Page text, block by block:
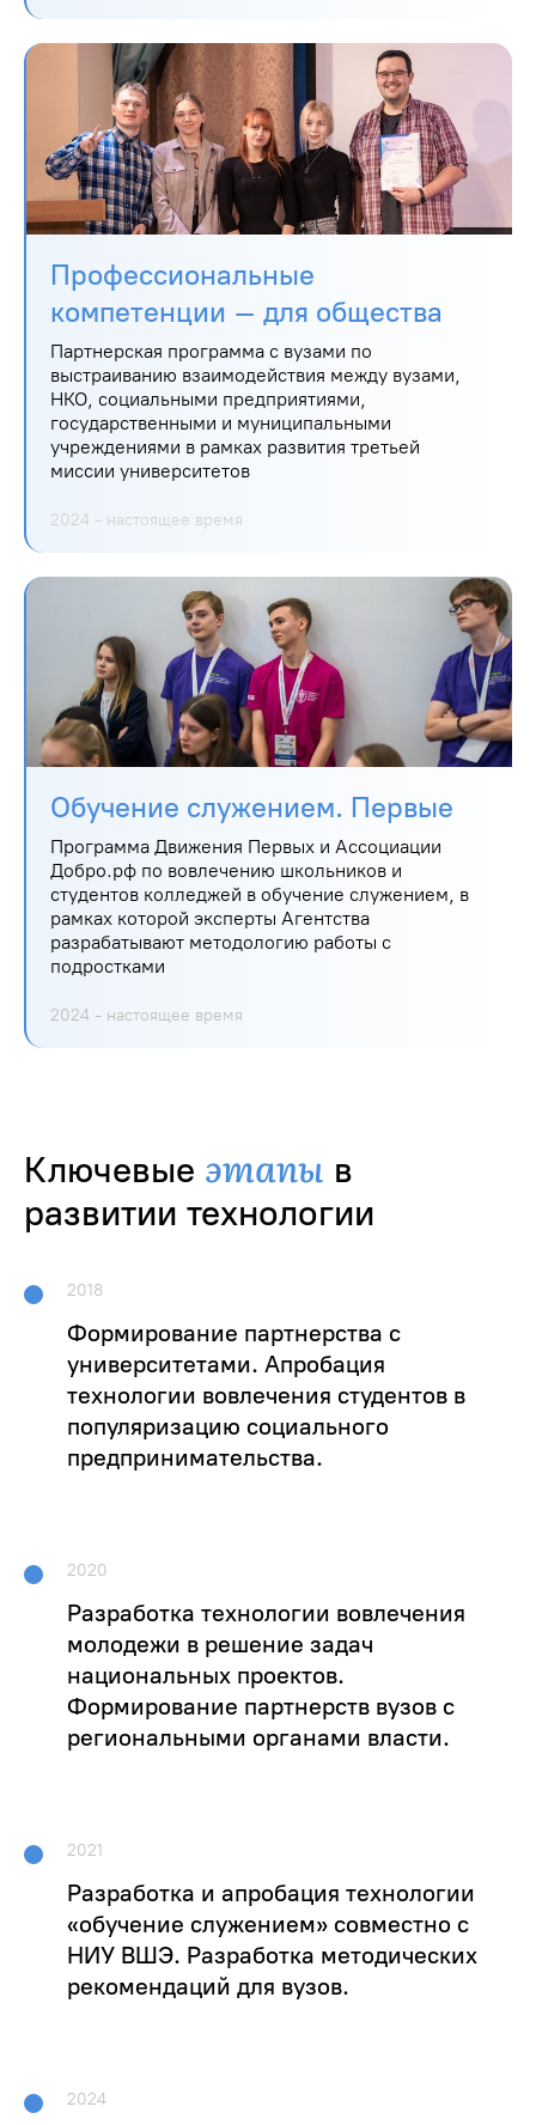
Профессиональные
компетенции – для общества
Партнерская программа с вузами по
выстраиванию взаимодействия между вузами,
НКО, социальными предприятиями,
государственными и муниципальными
учреждениями в рамках развития третьей
миссии университетов
2024 - настоящее время
Обучение служением. Первые
Программа Движения Первых и Ассоциации
Добро.рф по вовлечению школьников и
студентов колледжей в обучение служением, в
рамках которой эксперты Агентства
разрабатывают методологию работы с
подростками
2024 - настоящее время
Ключевые этапы в
развитии технологии
2018
Формирование партнерства с
университетами. Апробация
технологии вовлечения студентов в
популяризацию социального
предпринимательства.
2020
Разработка технологии вовлечения
молодежи в решение задач
национальных проектов.
Формирование партнерств вузов с
региональными органами власти.
2021
Разработка и апробация технологии
«обучение служением» совместно с
НИУ ВШЭ. Разработка методических
рекомендаций для вузов.
2024